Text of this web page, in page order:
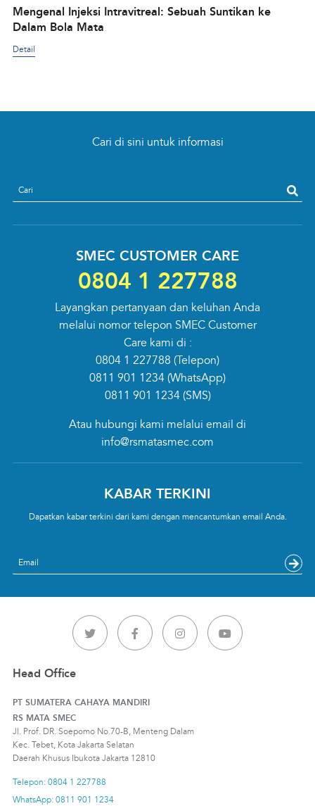
Mengenal Injeksi Intravitreal: Sebuah Suntikan ke
Dalam Bola Mata
Detail
Cari di sini untuk informasi
search
SMEC CUSTOMER CARE
0804 1 227788
Layangkan pertanyaan dan keluhan Anda
melalui nomor telepon SMEC Customer
Care kami di :
0804 1 227788 (Telepon)
0811 901 1234 (WhatsApp)
0811 901 1234(SMS)
Atau hubungi kami melalui email di
info@rsmatasmec.com
KABAR TERKINI
Dapatkan kabar terkini dari kami dengan mencantumkan email Anda.
Email
Head Office
PT SUMATERA CAHAYA MANDIRI
RS MATA SMEC
Jl. Prof. DR. Soepomo No.70-B, Menteng Dalam
Kec. Tebet, Kota Jakarta Selatan
Daerah Khusus Ibukota Jakarta 12810
Telepon: 0804 1 227788
WhatsApp: 0811 901 1234